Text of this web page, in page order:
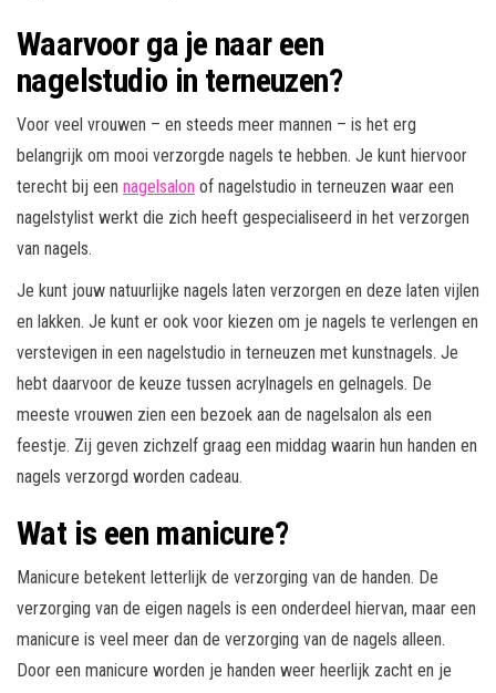
Waarvoor ga je naar een
nagelstudio in terneuzen?
Voor veel vrouwen – en steeds meer mannen – is het erg
belangrijk om mooi verzorgde nagels te hebben. Je kunt hiervoor
terecht bij een nagelsalon of nagelstudio in terneuzen waar een
nagelstylist werkt die zich heeft gespecialiseerd in het verzorgen
van nagels.
Je kunt jouw natuurlijke nagels laten verzorgen en deze laten vijlen
en lakken. Je kunt er ook voor kiezen om je nagels te verlengen en
verstevigen in een nagelstudio in terneuzen met kunstnagels. Je
hebt daarvoor de keuze tussen acrylnagels en gelnagels. De
meeste vrouwen zien een bezoek aan de nagelsalon als een
feestje. Zij geven zichzelf graag een middag waarin hun handen en
nagels verzorgd worden cadeau.
Wat is een manicure?
Manicure betekent letterlijk de verzorging van de handen. De
verzorging van de eigen nagels is een onderdeel hiervan, maar een
manicure is veel meer dan de verzorging van de nagels alleen.
Door een manicure worden je handen weer heerlijk zacht en je